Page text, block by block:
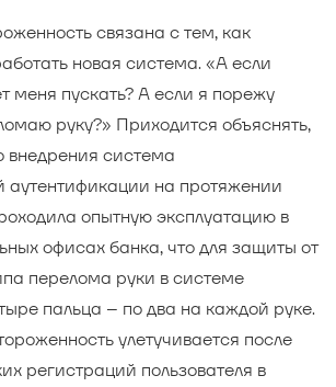
связана с тем, как
новая система. «А если
меня пускать? А если я порежу
руку?» Приходится объяснять,
внедрения система
аутентификации на протяжении
опытную эксплуатацию в
офисах банка, что для защиты от
перелома руки в системе
пальца – по два на каждой руке.
улетучивается после
регистраций пользователя в